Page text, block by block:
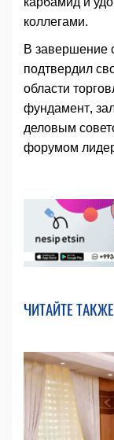
коллегами.
В завершение
подтвердил
области
фундамент,
деловым
форумом
ЧИТАЙТЕ ТАКЖЕ